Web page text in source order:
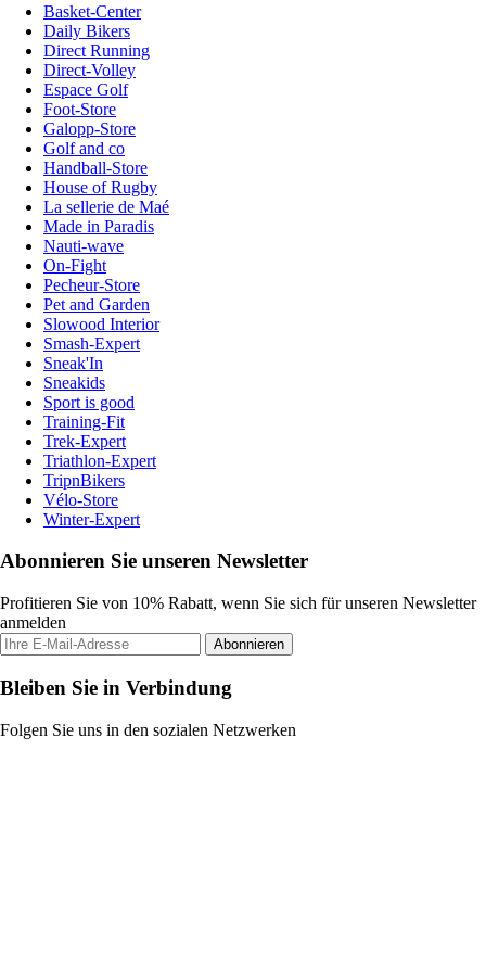
Basket-Center
Daily Bikers
Direct Running
Direct-Volley
Espace Golf
Foot-Store
Galopp-Store
Golf and co
Handball-Store
House of Rugby
La sellerie de Maé
Made in Paradis
Nauti-wave
On-Fight
Pecheur-Store
Pet and Garden
Slowood Interior
Smash-Expert
Sneak'In
Sneakids
Sport is good
Training-Fit
Trek-Expert
Triathlon-Expert
TripnBikers
Vélo-Store
Winter-Expert
Abonnieren Sie unseren Newsletter
Profitieren Sie von 10% Rabatt, wenn Sie sich für unseren Newsletter
anmelden
Abonnieren
Bleiben Sie in Verbindung
Folgen Sie uns in den sozialen Netzwerken